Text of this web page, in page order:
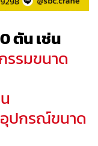
ตัน เช่น
รรมขนาด
อุปกรณ์ขนาด